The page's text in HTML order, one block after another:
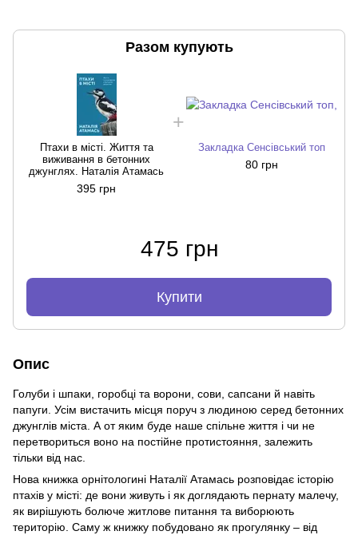
Разом купують
Птахи в місті. Життя та
виживання в бетонних
джунглях. Наталія Атамась
395 грн
Закладка Сенсівський топ
80 грн
475 грн
Купити
Опис
Голуби і шпаки, горобці та ворони, сови, сапсани й навіть
папуги. Усім вистачить місця поруч з людиною серед бетонних
джунглів міста. А от яким буде наше спільне життя і чи не
перетвориться воно на постійне протистояння, залежить
тільки від нас.
Нова книжка орнітологині Наталії Атамась розповідає історію
птахів у місті: де вони живуть і як доглядають пернату малечу,
як вирішують болюче житлове питання та виборюють
територію. Саму ж книжку побудовано як прогулянку – від